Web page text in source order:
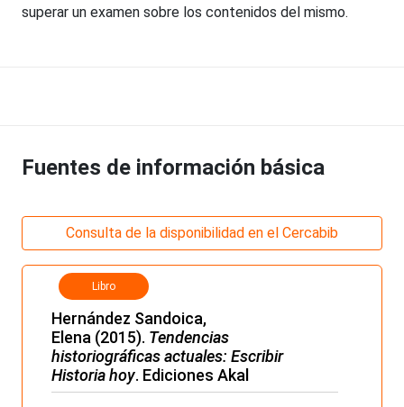
superar un examen sobre los contenidos del mismo.
Fuentes de información básica
Consulta de la disponibilidad en el Cercabib
Libro
Hernández Sandoica,
Elena (2015). Tendencias
historiográficas actuales: Escribir
Historia hoy. Ediciones Akal